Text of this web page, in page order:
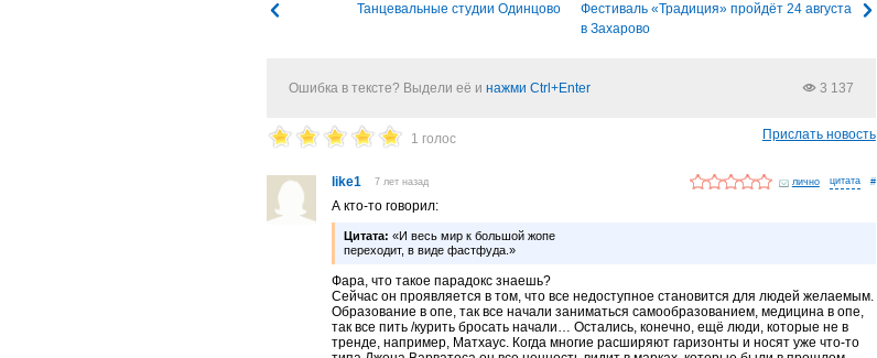
Танцевальные студии Одинцово
Фестиваль «Традиция» пройдёт 24 августа
в Захарово
Ошибка в тексте? Выдели её и нажми Ctrl+Enter 3 137
1 голос Прислать новость
like1 7 лет назад лично #
А кто-то говорил:
Цитата: «И весь мир к большой жoпe
переходит, в виде фастфуда.»
Фара, что такое парадокс знаешь?
Сейчас он проявляется в том, что все недоступное становится для людей желаемым.
Образование в опе, так все начали заниматься самообразованием, медицина в опе,
так все пить /курить бросать начали… Остались, конечно, ещё люди, которые не в
тренде, например, Матхаус. Когда многие расширяют гаризонты и носят уже что-то